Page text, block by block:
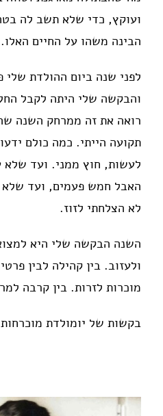
ועוקץ, כדי שלא תשב לה
הבינה משהו על החיים האלו.
לפני שנה ביום ההולדת
והבקשה שלי היתה לקבל
רואה את זה ממרחק השנה
תקועה הייתי. כמה כולם
לעשות, חוץ ממני. ועד שלא
האבל חמש פעמים, ועד שלא
לא הצלחתי לזוז.
השנה הבקשה שלי היא
ולעזוב. בין קהילה לבין
מוכרות לזרות. בין קרבה
בקשות של יומולדת